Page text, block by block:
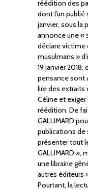
réédition des
dont l’un publié
janvier, sous la
annonce une «
déclare victime
musulmans »
19 janvier
pensance sont
lire des extraits
Céline et
réédition. De
GALLIMARD
publications de
présenter tout
GALLIMARD »,
une librairie
autres éditeurs
Pourtant, la